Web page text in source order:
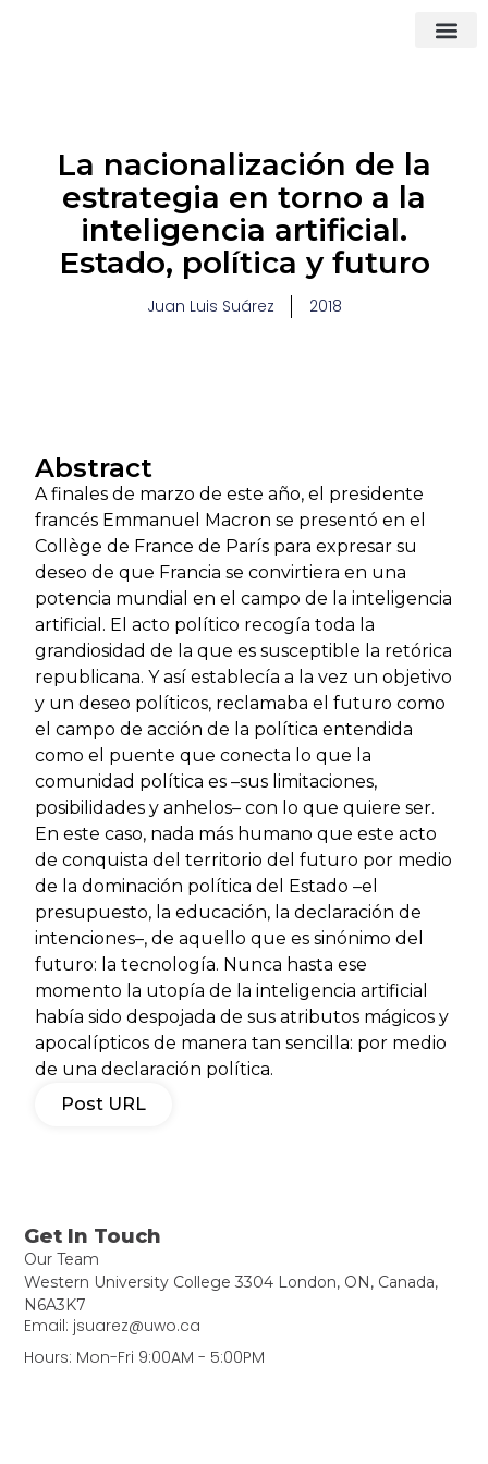
La nacionalización de la
estrategia en torno a la
inteligencia artificial.
Estado, política y futuro
Juan Luis Suárez 2018
Abstract
A finales de marzo de este año, el presidente
francés Emmanuel Macron se presentó en el
Collège de France de París para expresar su
deseo de que Francia se convirtiera en una
potencia mundial en el campo de la inteligencia
artificial. El acto político recogía toda la
grandiosidad de la que es susceptible la retórica
republicana. Y así establecía a la vez un objetivo
y un deseo políticos, reclamaba el futuro como
el campo de acción de la política entendida
como el puente que conecta lo que la
comunidad política es –sus limitaciones,
posibilidades y anhelos– con lo que quiere ser.
En este caso, nada más humano que este acto
de conquista del territorio del futuro por medio
de la dominación política del Estado –el
presupuesto, la educación, la declaración de
intenciones–, de aquello que es sinónimo del
futuro: la tecnología. Nunca hasta ese
momento la utopía de la inteligencia artificial
había sido despojada de sus atributos mágicos y
apocalípticos de manera tan sencilla: por medio
de una declaración política.
Post URL
Get In Touch
Our Team
Western University College 3304 London, ON, Canada,
N6A3K7
Email: jsuarez@uwo.ca
Hours: Mon-Fri 9:00AM - 5:00PM